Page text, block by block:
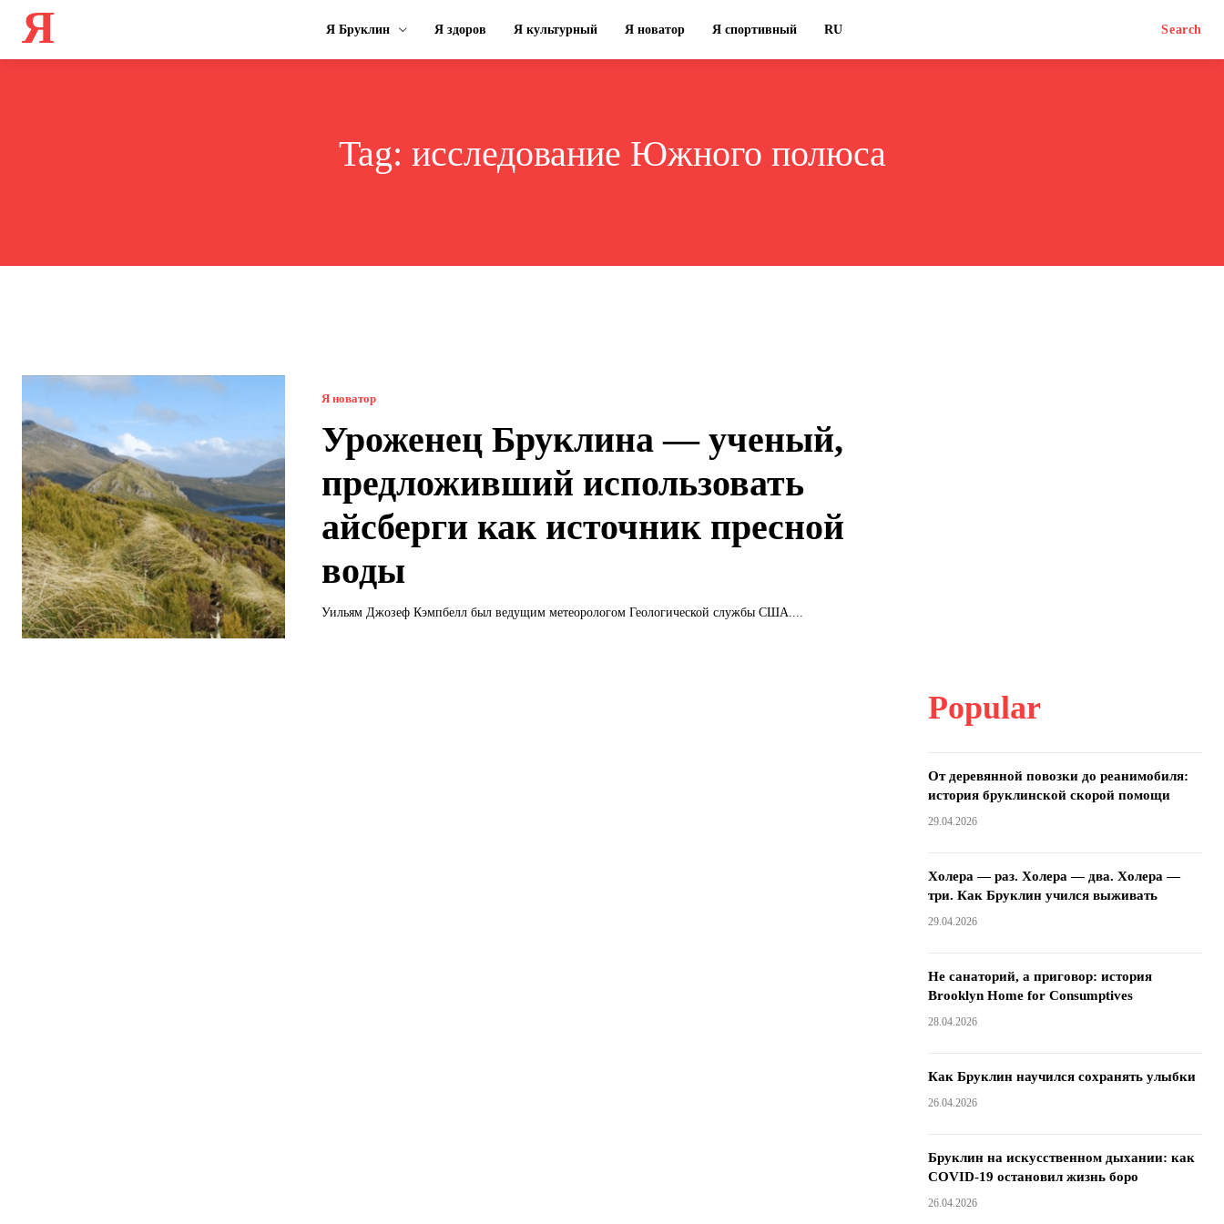
Я Я Бруклин Я здоров Я культурный Я новатор Я спортивный RU Search
Tag: исследование Южного полюса
Я новатор
Уроженец Бруклина — ученый,
предложивший использовать
айсберги как источник пресной
воды
Уильям Джозеф Кэмпбелл был ведущим метеорологом Геологической службы США....
Popular
От деревянной повозки до реанимобиля:
история бруклинской скорой помощи
29.04.2026
Холера — раз. Холера — два. Холера —
три. Как Бруклин учился выживать
29.04.2026
Не санаторий, а приговор: история
Brooklyn Home for Consumptives
28.04.2026
Как Бруклин научился сохранять улыбки
26.04.2026
Бруклин на искусственном дыхании: как
COVID-19 остановил жизнь боро
26.04.2026